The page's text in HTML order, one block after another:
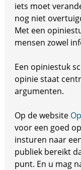
iets moet
nog niet
Met een
mensen zowel
Een opiniestuk
opinie staat
argumenten.
Op de website
voor een goed
insturen naar
publiek bereikt
punt. En u mag